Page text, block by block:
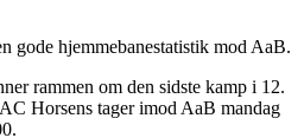
gode hjemmebanestatistik mod AaB.
rammen om den sidste kamp i 12.
Horsens tager imod AaB mandag